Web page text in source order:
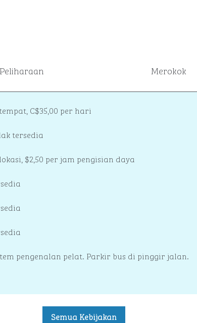
Merokok
, C$35,00 per hari
tersedia
, $2,50 per jam pengisian daya
pengenalan pelat. Parkir bus di pinggir jalan.
Semua Kebijakan